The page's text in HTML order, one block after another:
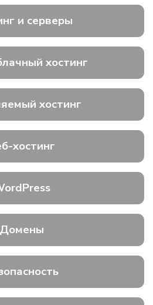
и серверы
хостинг
хостинг
хостинг
Домены